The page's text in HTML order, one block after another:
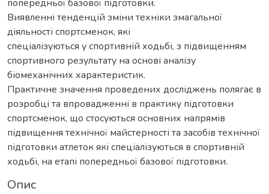
попередньої базової підготовки.
Виявленні тенденцій зміни техніки змагальної
діяльності спортсменок, які
спеціалізуються у спортивній ходьбі, з підвищенням
спортивного результату на основі аналізу
біомеханічних характеристик.
Практичне значення проведених досліджень полягає в
розробці та впровадженні в практику підготовки
спортсменок, що стосуються основних напрямів
підвищення технічної майстерності та засобів технічної
підготовки атлеток які спеціалізуються в спортивній
ходьбі, на етапі попередньої базової підготовки.
Опис